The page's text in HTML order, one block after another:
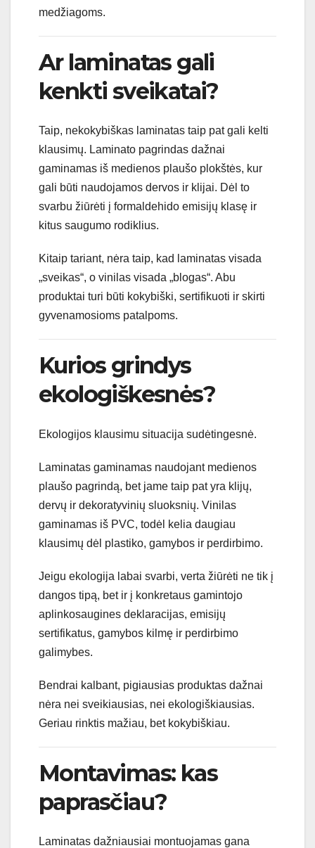
medžiagoms.
Ar laminatas gali
kenkti sveikatai?
Taip, nekokybiškas laminatas taip pat gali kelti
klausimų. Laminato pagrindas dažnai
gaminamas iš medienos plaušo plokštės, kur
gali būti naudojamos dervos ir klijai. Dėl to
svarbu žiūrėti į formaldehido emisijų klasę ir
kitus saugumo rodiklius.
Kitaip tariant, nėra taip, kad laminatas visada
„sveikas“, o vinilas visada „blogas“. Abu
produktai turi būti kokybiški, sertifikuoti ir skirti
gyvenamosioms patalpoms.
Kurios grindys
ekologiškesnės?
Ekologijos klausimu situacija sudėtingesnė.
Laminatas gaminamas naudojant medienos
plaušo pagrindą, bet jame taip pat yra klijų,
dervų ir dekoratyvinių sluoksnių. Vinilas
gaminamas iš PVC, todėl kelia daugiau
klausimų dėl plastiko, gamybos ir perdirbimo.
Jeigu ekologija labai svarbi, verta žiūrėti ne tik į
dangos tipą, bet ir į konkretaus gamintojo
aplinkosaugines deklaracijas, emisijų
sertifikatus, gamybos kilmę ir perdirbimo
galimybes.
Bendrai kalbant, pigiausias produktas dažnai
nėra nei sveikiausias, nei ekologiškiausias.
Geriau rinktis mažiau, bet kokybiškiau.
Montavimas: kas
paprasčiau?
Laminatas dažniausiai montuojamas gana